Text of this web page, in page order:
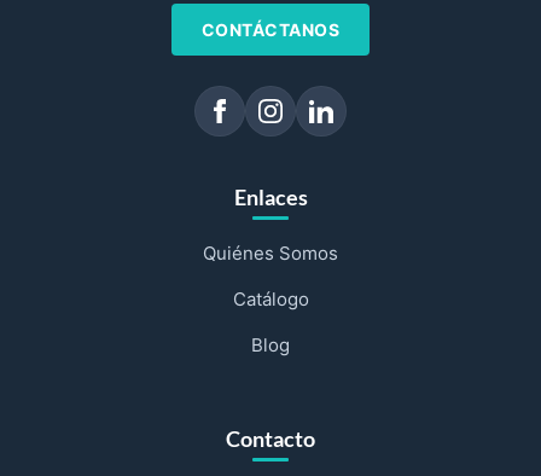
CONTÁCTANOS
Enlaces
Quiénes Somos
Catálogo
Blog
Contacto